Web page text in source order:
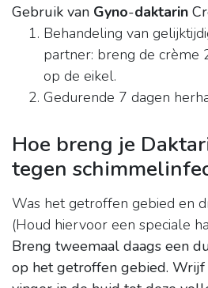
Gebruik van Gyno-daktarin
Behandeling van
partner: breng de crème
op de eikel.
Gedurende 7 dagen
Hoe breng je
tegen
Was het getroffen gebied en
(Houd hiervoor een speciale
Breng tweemaal daags een
op het getroffen gebied. Wrijf